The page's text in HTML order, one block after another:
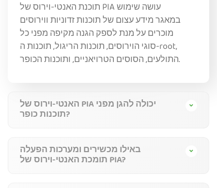
תוכנת האנטי-וירוס של PIA עושה שימוש
במאגר מידע עצום של תוכנות זדוניות ווירוסים
מוכרים על מנת לספק הגנה מקיפה מפני כל
סוגי הוירוסים, תוכנות הריגול, תוכנות ה-root,
התולעים, הסוסים הטרויאניים, ותוכנות הכופר.
האנטי-וירוס של PIA יכולה להגן מפני
תוכנות כופר?
באילו מכשירים ומערכות הפעלה
תומכת האנטי-וירוס של PIA?